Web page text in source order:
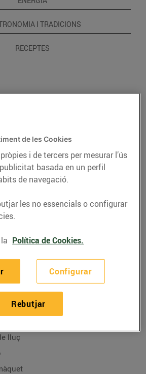
I TRADICIONS
RECEPTES
salsa
lluç
de les Cookies
i de tercers per mesurar l’ús
basada en un perfil
de navegació.
les no essencials o configurar
Política de Cookies.
Configurar
Rebutjar